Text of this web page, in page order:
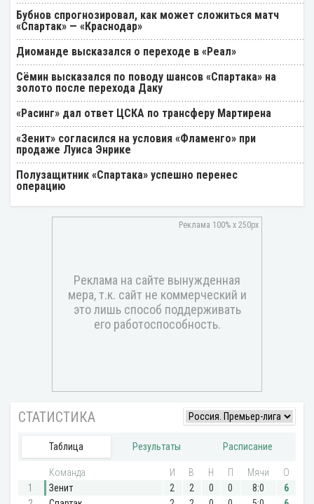
Бубнов спрогнозировал, как может сложиться матч
«Спартак» — «Краснодар»
Диоманде высказался о переходе в «Реал»
Cёмин высказался по поводу шансов «Спартака» на
золото после перехода Даку
«Расинг» дал ответ ЦСКА по трансферу Мартирена
«Зенит» согласился на условия «Фламенго» при
продаже Луиса Энрике
Полузащитник «Спартака» успешно перенес
операцию